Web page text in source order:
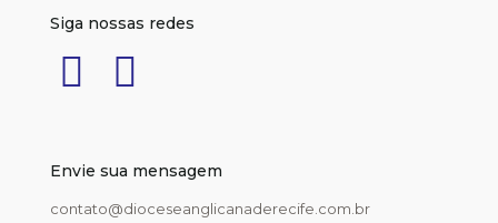
Siga nossas redes
Envie sua mensagem
contato@dioceseanglicanaderecife.com.br